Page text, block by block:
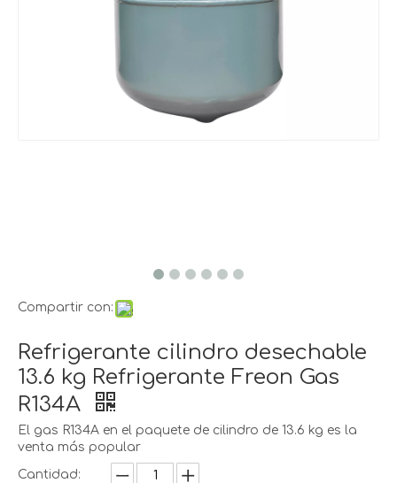
Compartir con:
Refrigerante cilindro desechable
13.6 kg Refrigerante Freon Gas
R134A
El gas R134A en el paquete de cilindro de 13.6 kg es la
venta más popular
Cantidad: